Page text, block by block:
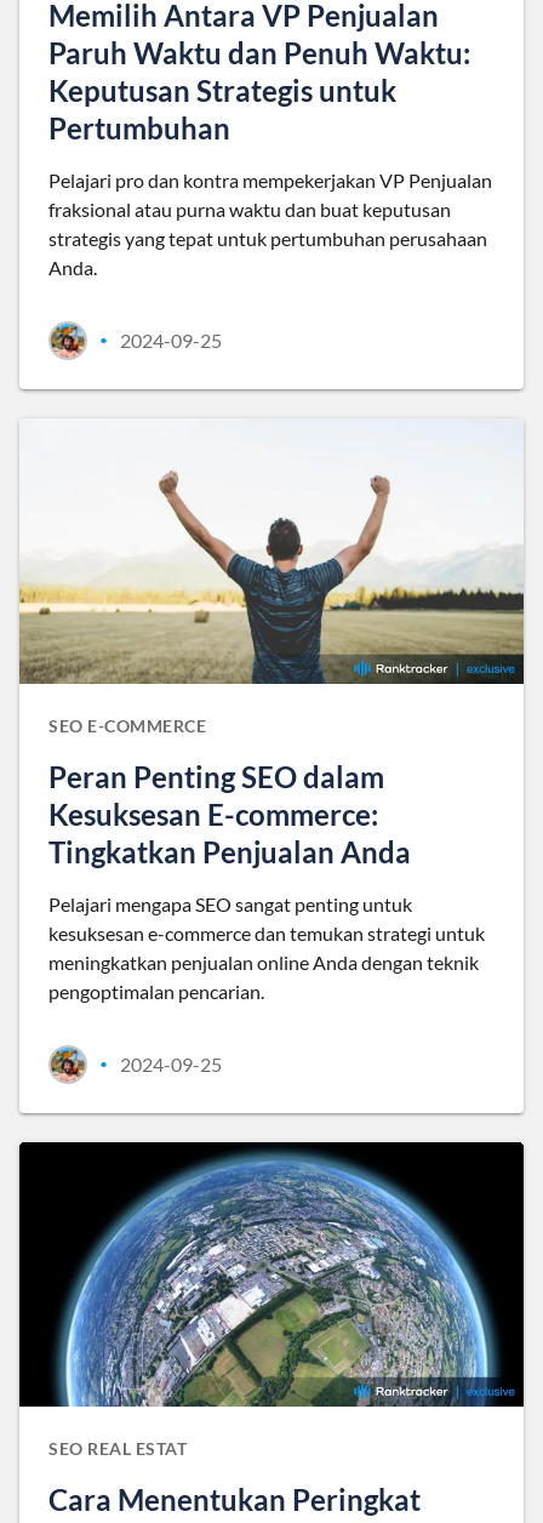
Memilih Antara VP Penjualan
Paruh Waktu dan Penuh Waktu:
Keputusan Strategis untuk
Pertumbuhan
Pelajari pro dan kontra mempekerjakan VP Penjualan
fraksional atau purna waktu dan buat keputusan
strategis yang tepat untuk pertumbuhan perusahaan
Anda.
• 2024-09-25
SEO E-COMMERCE
Peran Penting SEO dalam
Kesuksesan E-commerce:
Tingkatkan Penjualan Anda
Pelajari mengapa SEO sangat penting untuk
kesuksesan e-commerce dan temukan strategi untuk
meningkatkan penjualan online Anda dengan teknik
pengoptimalan pencarian.
• 2024-09-25
SEO REAL ESTAT
Cara Menentukan Peringkat